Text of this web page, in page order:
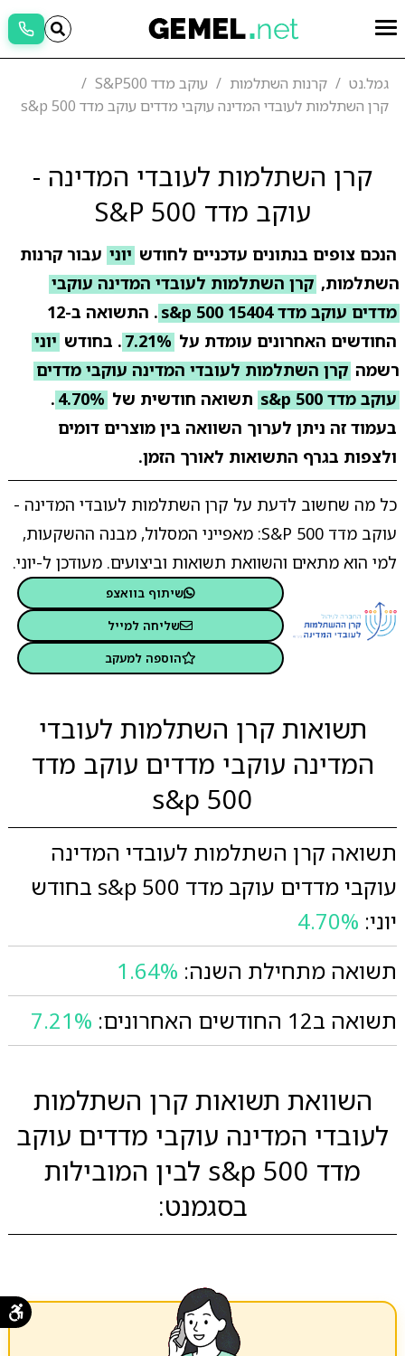
גמל.נט קרנות השתלמות
עוקב מדד S&P500
קרן השתלמות לעובדי המדינה עוקבי מדדים עוקב מדד s&p 500
קרן השתלמות לעובדי המדינה -
עוקב מדד S&P 500
הנכם צופים בנתונים עדכניים לחודש יוני עבור קרנות
השתלמות, קרן השתלמות לעובדי המדינה עוקבי
מדדים עוקב מדד s&p 500 15404
. התשואה ב-12
החודשים האחרונים עומדת על 7.21% . בחודש יוני
רשמה קרן השתלמות לעובדי המדינה עוקבי מדדים
עוקב מדד s&p 500
תשואה חודשית של 4.70%
.
בעמוד זה ניתן לערוך השוואה בין מוצרים דומים
ולצפות בגרף התשואות לאורך הזמן.
כל מה שחשוב לדעת על קרן השתלמות לעובדי המדינה -
עוקב מדד S&P 500: מאפייני המסלול, מבנה ההשקעות,
למי הוא מתאים והשוואת תשואות וביצועים. מעודכן ל-יוני.
שיתוף בוואצפ
שליחה למייל
הוספה למעקב
תשואות קרן השתלמות לעובדי
המדינה עוקבי מדדים עוקב מדד
s&p 500
תשואה קרן השתלמות לעובדי המדינה
עוקבי מדדים עוקב מדד s&p 500 בחודש
יוני: 4.70%
תשואה מתחילת השנה: 1.64%
תשואה ב12 החודשים האחרונים:
7.21%
השוואת תשואות קרן השתלמות
לעובדי המדינה עוקבי מדדים עוקב
מדד s&p 500 לבין המובילות
בסגמנט: